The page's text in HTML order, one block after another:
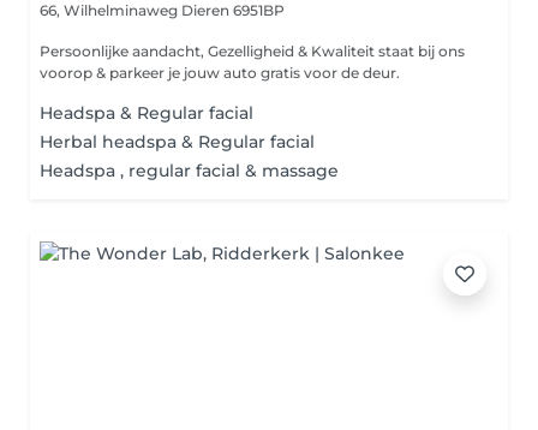
66, Wilhelminaweg Dieren 6951BP
Persoonlijke aandacht, Gezelligheid & Kwaliteit staat bij ons
voorop & parkeer je jouw auto gratis voor de deur.
Headspa & Regular facial
Herbal headspa & Regular facial
Headspa , regular facial & massage